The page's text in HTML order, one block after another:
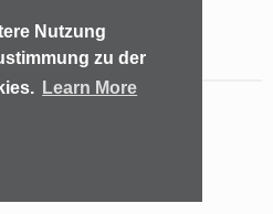
Nutzung
zu der
Learn More